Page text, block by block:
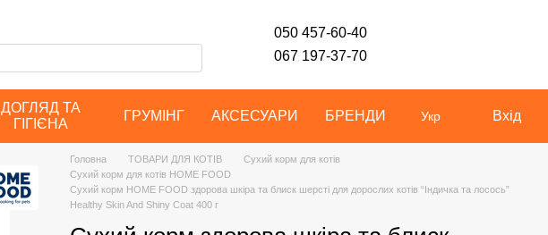
050 457-60-40
067 197-37-70
ДОГЛЯД ТА
ГІГІЄНА
ГРУМІНГ АКСЕСУАРИ БРЕНДИ Укр Вхід
Головна ТОВАРИ ДЛЯ КОТІВ
Сухий корм для котів
Сухий корм для котів HOME FOOD
Сухий корм HOME FOOD здорова шкіра та блиск шерсті для дорослих котів “Індичка та лосось”
Healthy Skin And Shiny Coat 400 г